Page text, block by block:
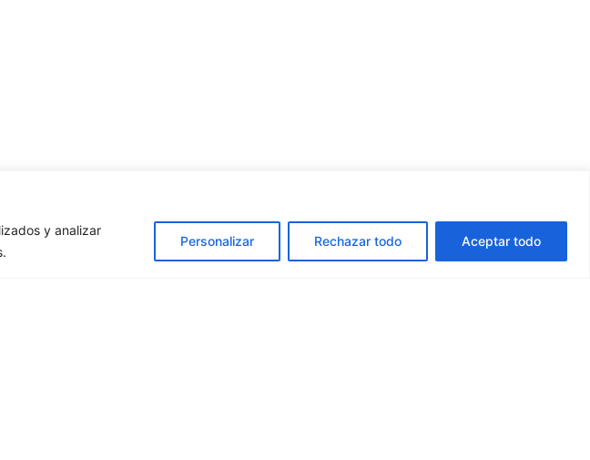
y analizar
Personalizar Rechazar todo Aceptar todo